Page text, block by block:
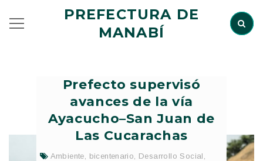
PREFECTURA DE
MANABÍ
Prefecto supervisó
avances de la vía
Ayacucho–San Juan de
Las Cucarachas
Ambiente, bicentenario, Desarrollo Social ,